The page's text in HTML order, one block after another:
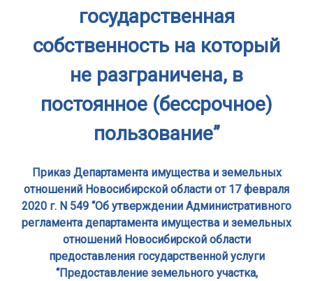
государственная
собственность на который
не разграничена, в
постоянное (бессрочное)
пользование”
Приказ Департамента имущества и земельных
отношений Новосибирской области от 17 февраля
2020 г. N 549 “Об утверждении Административного
регламента департамента имущества и земельных
отношений Новосибирской области
предоставления государственной услуги
“Предоставление земельного участка,